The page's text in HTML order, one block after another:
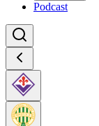
Podcast